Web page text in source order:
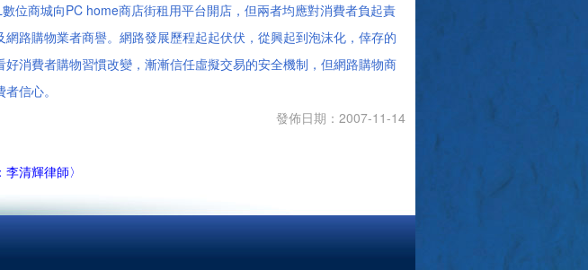
商城向PC home商店街租用平台開店，但兩者均應對消費者負起責
路購物業者商譽。網路發展歷程起起伏伏，從興起到泡沫化，倖存的
消費者購物習慣改變，漸漸信任虛擬交易的安全機制，但網路購物商
信心。
發佈日期：2007-11-14
清輝律師〉